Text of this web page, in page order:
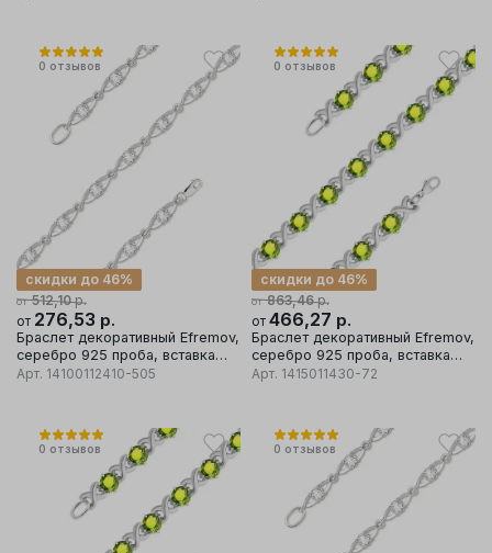
0 отзывов
от 512,10р.
скидки до 46%
от 276,53 р.
Браслет декоративный Efremov,
серебро 925 проба, вставка
фианит
Арт. 14100112410-505
0 отзывов
от 863,46р.
скидки до 46%
от 466,27 р.
Браслет декоративный Efremov,
серебро 925 проба, вставка
хризолит
Арт. 1415011430-72
0 отзывов 0 отзывов